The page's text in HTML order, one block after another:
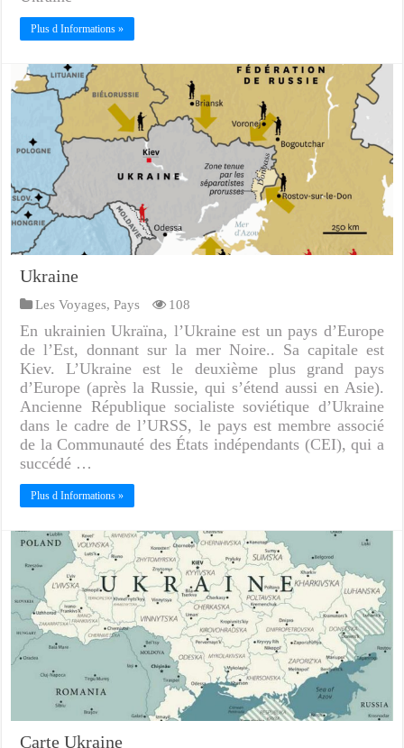
Plus d Informations »
Ukraine
Les Voyages,Pays 108
En ukrainien Ukraïna, l’Ukraine est un pays d’Europe
de l’Est, donnant sur la mer Noire.. Sa capitale est
Kiev. L’Ukraine est le deuxième plus grand pays
d’Europe (après la Russie, qui s’étend aussi en Asie).
Ancienne République socialiste soviétique d’Ukraine
dans le cadre de l’URSS, le pays est membre associé
de la Communauté des États indépendants (CEI), qui a
succédé …
Plus d Informations »
Carte Ukraine